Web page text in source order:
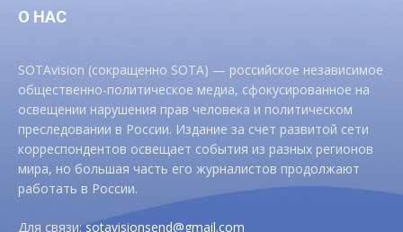
О НАС
SOTAvision (сокращенно SOTA) — российское независимое
общественно-политическое медиа, сфокусированное на
освещении нарушения прав человека и политическом
преследовании в России. Издание за счет развитой сети
корреспондентов освещает события из разных регионов
мира, но большая часть его журналистов продолжают
работать в России.
Для связи:sotavisionsend@gmail.com